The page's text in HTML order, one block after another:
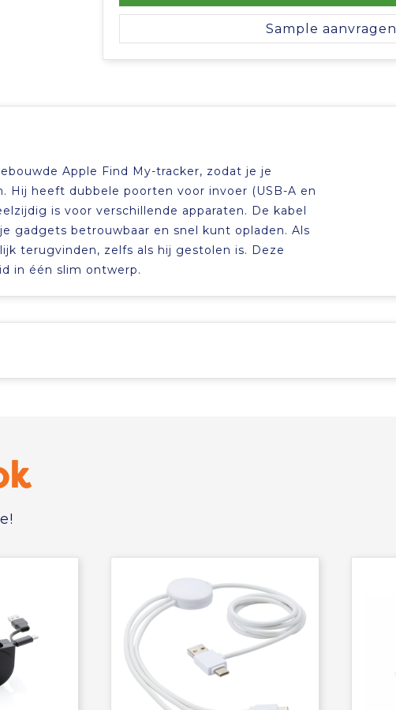
Sample aanvragen
Apple Find My-tracker, zodat je je
Hij heeft dubbele poorten voor invoer (USB-A en
is voor verschillende apparaten. De kabel
gadgets betrouwbaar en snel kunt opladen. Als
terugvinden, zelfs als hij gestolen is. Deze
in één slim ontwerp.